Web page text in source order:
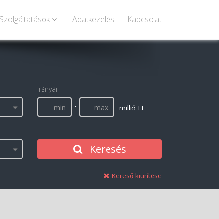
Szolgáltatások Adatkezelés Kapcsolat
Irányár
-
millió Ft
Keresés
Kereső kiürítése